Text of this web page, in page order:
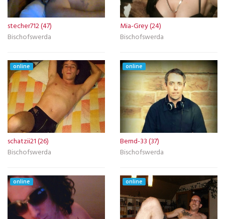
stecher712 (47)
Bischofswerda
Mia-Grey (24)
Bischofswerda
online
schatzii21 (26)
Bischofswerda
online
Bernd-33 (37)
Bischofswerda
online online